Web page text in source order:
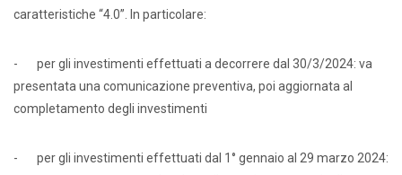
caratteristiche “4.0”. In particolare:
- per gli investimenti effettuati a decorrere dal 30/3/2024: va
presentata una comunicazione preventiva, poi aggiornata al
completamento degli investimenti
- per gli investimenti effettuati dal 1° gennaio al 29 marzo 2024: